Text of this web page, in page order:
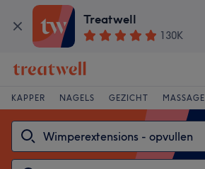
Treatwell
130K
KAPPER NAGELS GEZICHT MASSAGE